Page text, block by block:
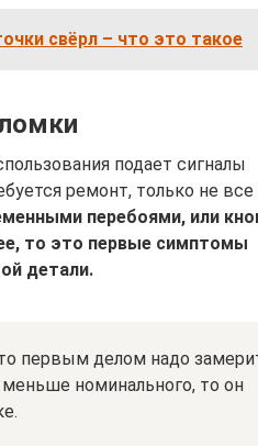
свёрл – что это такое
подает сигналы
ремонт, только не все
перебоями, или
то это первые симптомы
детали.
первым делом надо
номинального, то он